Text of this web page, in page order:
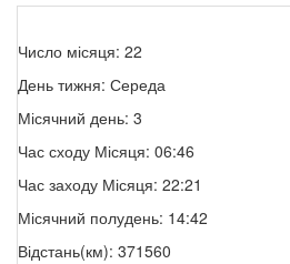
Число місяця: 22
День тижня: Середа
Місячний день: 3
Час сходу Місяця: 06:46
Час заходу Місяця: 22:21
Місячний полудень: 14:42
Відстань(км): 371560